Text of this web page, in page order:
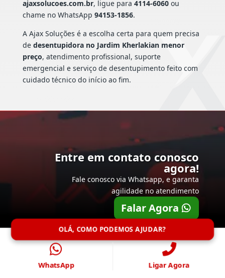
ajaxsolucoes.com.br, ligue para 4114-6060ou
chame no WhatsApp 94153-1856.
A Ajax Soluções é a escolha certa para quem precisa
de desentupidora no Jardim Kherlakian menor
preço, atendimento profissional, suporte
emergencial e serviço de desentupimento feito com
cuidado técnico do início ao fim.
Entre em contato conosco
agora!
Fale conosco via Whatsapp, e garanta
agilidade no atendimento
Falar Agora
OLÁ, COMO PODEMOS AJUDAR?
WhatsApp Ligar Agora